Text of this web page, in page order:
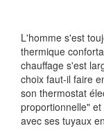
L'homme s'est
thermique
chauffage s'est
choix faut-il faire
son thermostat
proportionnelle"
avec ses tuyaux